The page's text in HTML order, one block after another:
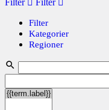
Filter Filter
Filter
Kategorier
Regioner